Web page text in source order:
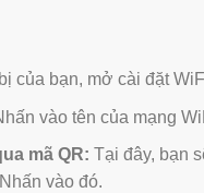
của bạn, mở cài đặt
vào tên của mạng
mã QR: Tại đây, bạn
vào đó.